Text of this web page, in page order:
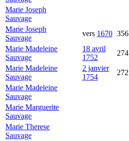
Marie Joseph
Sauvage
Marie Joseph
Sauvage
vers 1670 356
Marie Madeleine
Sauvage
18 avril
1752
274
Marie Madeleine
Sauvage
2 janvier
1754
272
Marie Madeleine
Sauvage
Marie Marguerite
Sauvage
Marie Therese
Sauvage